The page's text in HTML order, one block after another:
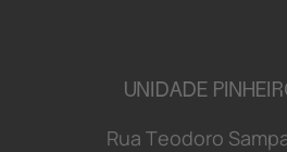
UNIDADE
Rua Teodoro Samp